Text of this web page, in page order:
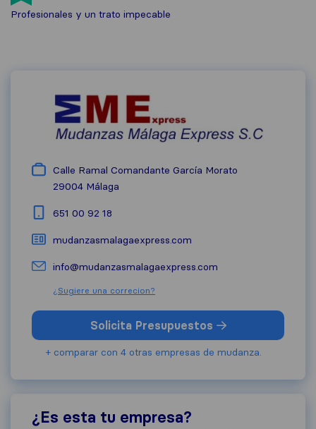
Profesionales y un trato impecable
Calle Ramal Comandante García Morato
29004 Málaga
651 00 92 18
mudanzasmalagaexpress.com
info@mudanzasmalagaexpress.com
¿Sugiere una correcion?
Solicita Presupuestos
+ comparar con 4 otras empresas de mudanza.
¿Es esta tu empresa?